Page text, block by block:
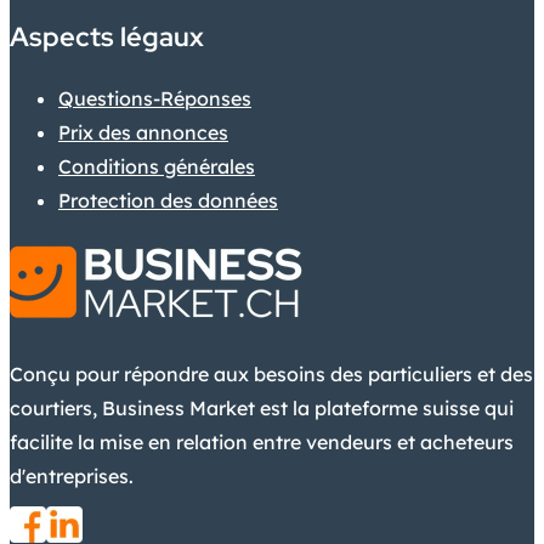
Aspects légaux
Questions-Réponses
Prix des annonces
Conditions générales
Protection des données
Conçu pour répondre aux besoins des particuliers et des
courtiers, Business Market est la plateforme suisse qui
facilite la mise en relation entre vendeurs et acheteurs
d'entreprises.